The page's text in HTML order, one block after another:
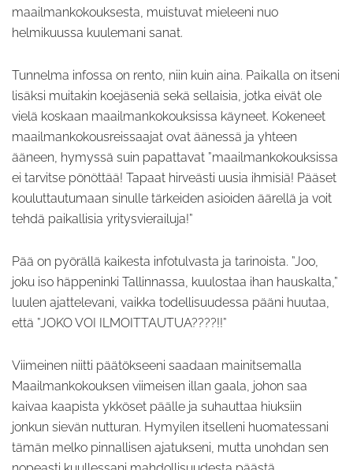
maailmankokouksesta, muistuvat mieleeni nuo
helmikuussa kuulemani sanat.
Tunnelma infossa on rento, niin kuin aina. Paikalla on itseni
lisäksi muitakin koejäseniä sekä sellaisia, jotka eivät ole
vielä koskaan maailmankokouksissa käyneet. Kokeneet
maailmankokousreissaajat ovat äänessä ja yhteen
ääneen, hymyssä suin papattavat ”maailmankokouksissa
ei tarvitse pönöttää! Tapaat hirveästi uusia ihmisiä! Pääset
kouluttautumaan sinulle tärkeiden asioiden äärellä ja voit
tehdä paikallisia yritysvierailuja!”
Pää on pyörällä kaikesta infotulvasta ja tarinoista. ”Joo,
joku iso häppeninki Tallinnassa, kuulostaa ihan hauskalta,”
luulen ajattelevani, vaikka todellisuudessa pääni huutaa,
että ”JOKO VOI ILMOITTAUTUA????!!”
Viimeinen niitti päätökseeni saadaan mainitsemalla
Maailmankokouksen viimeisen illan gaala, johon saa
kaivaa kaapista ykköset päälle ja suhauttaa hiuksiin
jonkun sievän nutturan. Hymyilen itselleni huomatessani
tämän melko pinnallisen ajatukseni, mutta unohdan sen